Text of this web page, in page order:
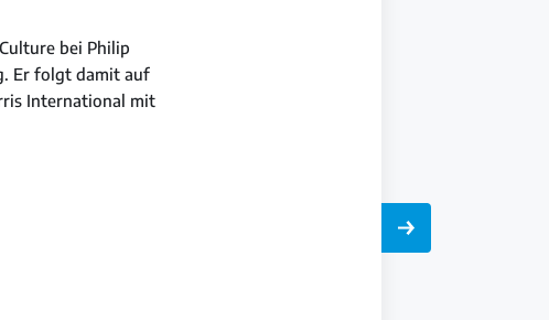
bei Philip
Er folgt damit auf
International mit